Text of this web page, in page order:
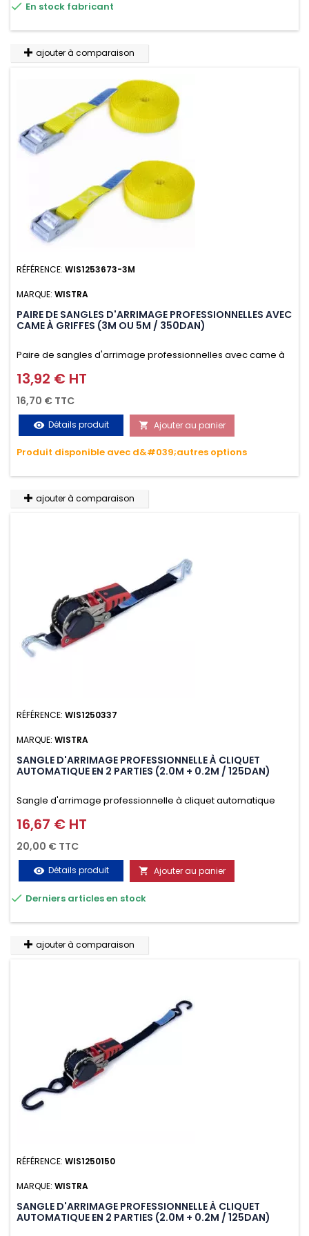
n'absorbe pas l'eau.
 En stock fabricant
ajouter à comparaison
RÉFÉRENCE: WIS1253673-3M
MARQUE: WISTRA
PAIRE DE SANGLES D'ARRIMAGE PROFESSIONNELLES AVEC
CAME À GRIFFES (3M OU 5M / 350DAN)
Paire de sangles d'arrimage professionnelles avec came à
griffes (3M ou 5M / 350daN), simple et rapide d'utilisation.
Permet d'arrimer et de sécuriser vos chargements pendant
le transport. Matière polyester très résistante aux UV et aux
variations de températures, n'absorbe pas l'eau.
Prix
13,92 € HT
16,70 € TTC
visibility Détails produit  Ajouter au panier
Produit disponible avec d&#039;autres options
ajouter à comparaison
RÉFÉRENCE: WIS1250337
MARQUE: WISTRA
SANGLE D'ARRIMAGE PROFESSIONNELLE À CLIQUET
AUTOMATIQUE EN 2 PARTIES (2.0M + 0.2M / 125DAN)
Sangle d'arrimage professionnelle à cliquet automatique
avec crochet deux doigts soudés en J en 2 parties (2.0M +
0.2M / 125daN), simple et rapide d'utilisation. Permet
d'arrimer et de sécuriser vos chargements pendant le
transport. Matière polyester très résistante aux UV et aux
variations de températures, n'absorbe pas l'eau.
Prix
16,67 € HT
20,00 € TTC
visibility Détails produit  Ajouter au panier
 Derniers articles en stock
ajouter à comparaison
RÉFÉRENCE: WIS1250150
MARQUE: WISTRA
SANGLE D'ARRIMAGE PROFESSIONNELLE À CLIQUET
AUTOMATIQUE EN 2 PARTIES (2.0M + 0.2M / 125DAN)